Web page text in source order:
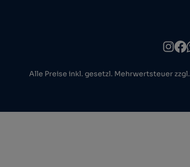
Alle Preise inkl. gesetzl. Mehrwertsteuer zzgl.